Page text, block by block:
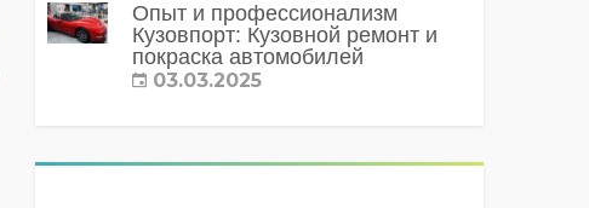
Опыт и профессионализм
Кузовпорт: Кузовной ремонт и
покраска автомобилей
03.03.2025